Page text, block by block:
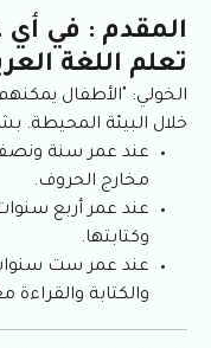
المقدم : في أي
تعلم اللغة
الخولي: "الأطفال
خلال البيئة المحيطة.
عند عمر سنة ونصف
مخارج الحروف.
عند عمر أربع
وكتابتها.
عند عمر ست
والكتابة والقراءة